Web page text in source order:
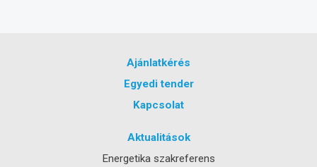
Ajánlatkérés
Egyedi tender
Kapcsolat
Aktualitások
Energetika szakreferens